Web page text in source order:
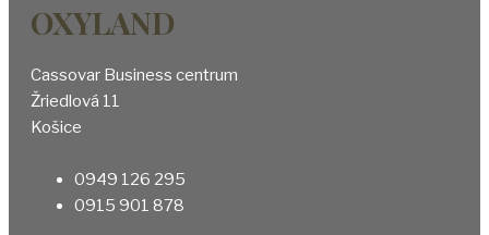
OXYLAND
Cassovar Business centrum
Žriedlová 11
Košice
0949 126 295
0915 901 878